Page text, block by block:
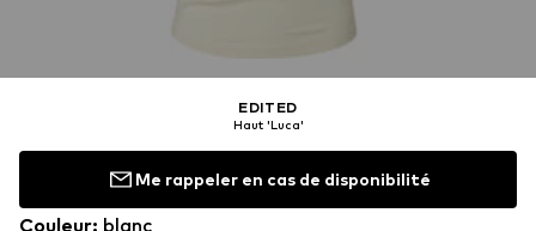
EDITED
Haut 'Luca'
Me rappeler en cas de disponibilité
Couleur: blanc